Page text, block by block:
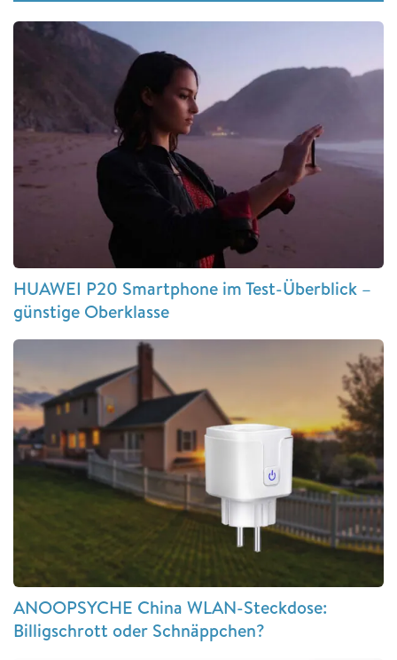
HUAWEI P20 Smartphone im Test-Überblick –
günstige Oberklasse
ANOOPSYCHE China WLAN-Steckdose:
Billigschrott oder Schnäppchen?